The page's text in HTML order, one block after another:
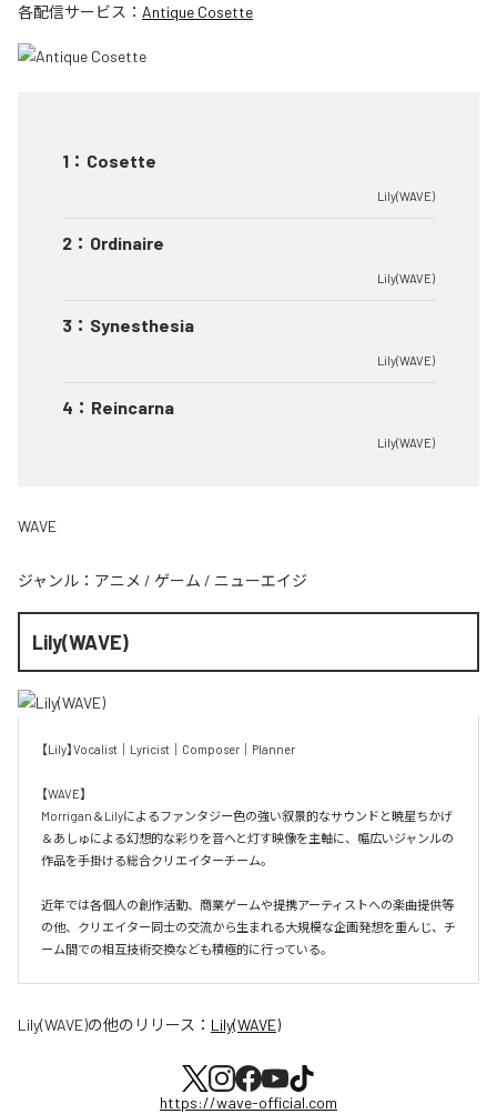
各配信サービス： Antique Cosette
1 ： Cosette
Lily(WAVE)
2 ： Ordinaire
Lily(WAVE)
3 ： Synesthesia
Lily(WAVE)
4 ： Reincarna
Lily(WAVE)
WAVE
ジャンル： アニメ / ゲーム / ニューエイジ
Lily(WAVE)
【Lily】Vocalist｜Lyricist｜Composer｜Planner
【WAVE】
Morrigan＆Lilyによるファンタジー色の強い叙景的なサウンドと暁星ちかげ
＆あしゅによる幻想的な彩りを音へと灯す映像を主軸に、幅広いジャンルの
作品を手掛ける総合クリエイターチーム。
近年では各個人の創作活動、商業ゲームや提携アーティストへの楽曲提供等
の他、クリエイター同士の交流から生まれる大規模な企画発想を重んじ、チ
ーム間での相互技術交換なども積極的に行っている。
Lily(WAVE)の他のリリース： Lily(WAVE)
https://wave-official.com